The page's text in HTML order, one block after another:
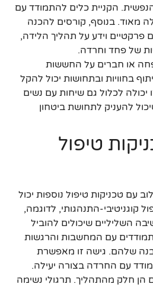
הקניית כלים להתמודד עם
מאוד. בנוסף, קורסים להכנה
פרקטיים וידע על תהליך הלידה,
של פחד וחרדה.
או חברים על החששות
בחוויות ובתחושות יכול להקל
לכלול גם שיחות עם נשים
להעניק לתחושת ביטחון
טיפול
עם טכניקות טיפול נוספות יכול
קוגניטיבי-התנהגותי, לדוגמה,
השליליים שיכולים להוביל
עם המחשבות והרגשות
שלהם. גישה זו מאפשרת
עם החרדה בצורה יעילה.
הן חלק מהתהליך. תרגולי נשימה